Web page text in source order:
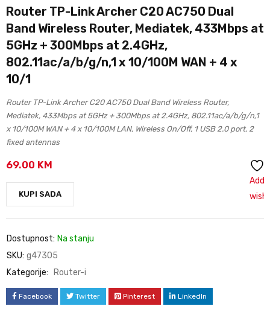
Router TP-Link Archer C20 AC750 Dual
Band Wireless Router, Mediatek, 433Mbps at
5GHz + 300Mbps at 2.4GHz,
802.11ac/a/b/g/n,1 x 10/100M WAN + 4 x
10/1
Router TP-Link Archer C20 AC750 Dual Band Wireless Router,
Mediatek, 433Mbps at 5GHz + 300Mbps at 2.4GHz, 802.11ac/a/b/g/n,1
x 10/100M WAN + 4 x 10/100M LAN, Wireless On/Off, 1 USB 2.0 port, 2
fixed antennas
69.00 KM
KUPI SADA
Add
Dostupnost: Na stanju
SKU: g47305
Kategorije:
Router-i
Facebook Twitter Pinterest LinkedIn